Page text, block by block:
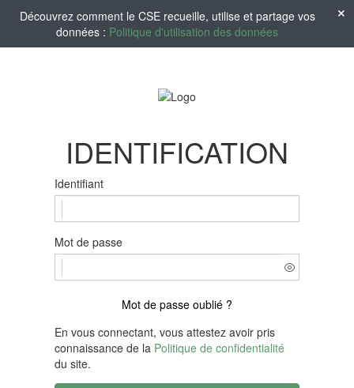
Découvrez comment le CSE recueille, utilise et partage vos
données : Politique d'utilisation des données
IDENTIFICATION
Identifiant
Mot de passe
Mot de passe oublié ?
En vous connectant, vous attestez avoir pris
connaissance de la Politique de confidentialité
du site.